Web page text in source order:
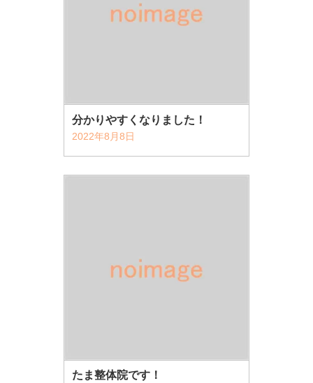
分かりやすくなりました！
2022年8月8日
たま整体院です！